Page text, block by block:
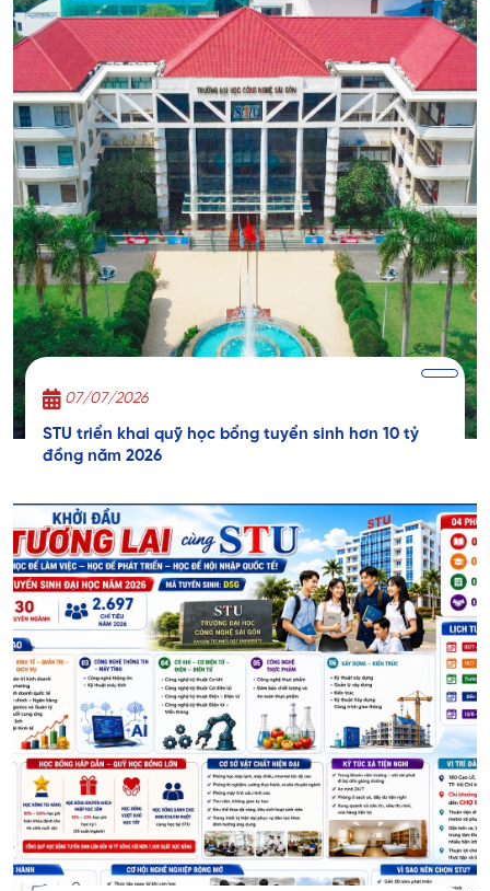
07/07/2026
STU triển khai quỹ học bổng tuyển sinh hơn 10 tỷ
đồng năm 2026